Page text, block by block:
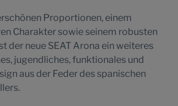
Proportionen, einem
Charakter sowie seinem robusten
der neue SEAT Arona ein weiteres
jugendliches, funktionales und
aus der Feder des spanischen